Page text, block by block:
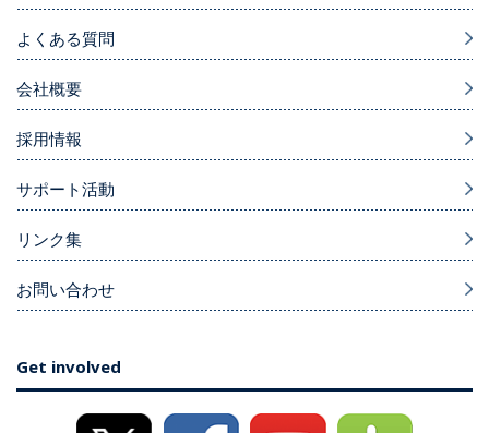
よくある質問
会社概要
採用情報
サポート活動
リンク集
お問い合わせ
Get involved